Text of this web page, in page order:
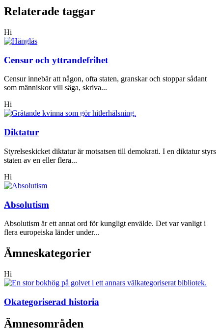
Relaterade taggar
Hi
Censur och yttrandefrihet
Censur innebär att någon, ofta staten, granskar och stoppar sådant
som människor vill säga, skriva...
Hi
Diktatur
Styrelseskicket diktatur är motsatsen till demokrati. I en diktatur styrs
staten av en eller flera...
Hi
Absolutism
Absolutism är ett annat ord för kungligt envälde. Det var vanligt i
flera europeiska länder under...
Ämneskategorier
Hi
Okategoriserad historia
Ämnesområden